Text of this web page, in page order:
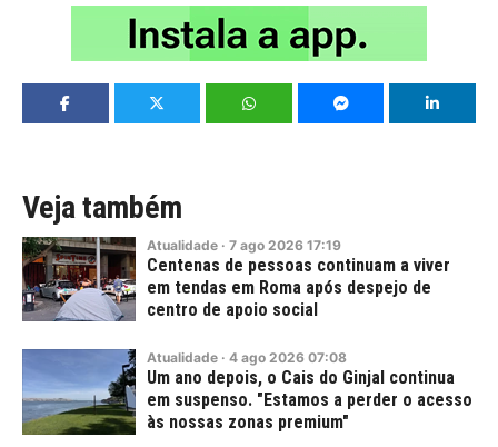
Veja também
Atualidade · 7 ago 2026 17:19
Centenas de pessoas continuam a viver
em tendas em Roma após despejo de
centro de apoio social
Atualidade · 4 ago 2026 07:08
Um ano depois, o Cais do Ginjal continua
em suspenso. "Estamos a perder o acesso
às nossas zonas premium"